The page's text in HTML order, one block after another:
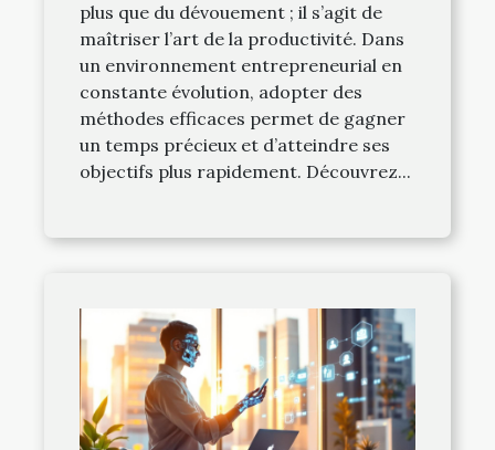
plus que du dévouement ; il s’agit de
maîtriser l’art de la productivité. Dans
un environnement entrepreneurial en
constante évolution, adopter des
méthodes efficaces permet de gagner
un temps précieux et d’atteindre ses
objectifs plus rapidement. Découvrez...